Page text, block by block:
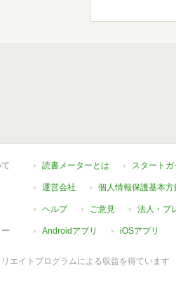
読書メーターとは スタートガ
運営会社 個人情報保護基本方
ヘルプ ご意見 法人・プ
ー Androidアプリ iOSアプリ
エイトプログラムによる収益を得ています